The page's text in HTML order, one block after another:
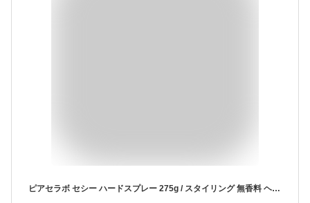
ピアセラボ セシー ハードスプレー 275g / スタイリング 無香料 ヘアスプレー しっかりキープ 前髪キープ サロン専売品 PIACELABO 速乾 ベタつかない